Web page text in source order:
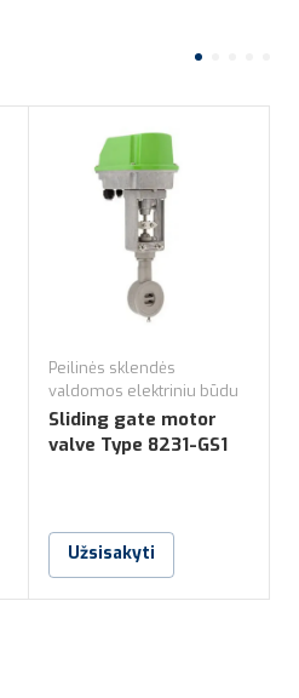
Peilinės sklendės
valdomos elektriniu būdu
Sliding gate motor
valve Type 8231-GS1
Užsisakyti